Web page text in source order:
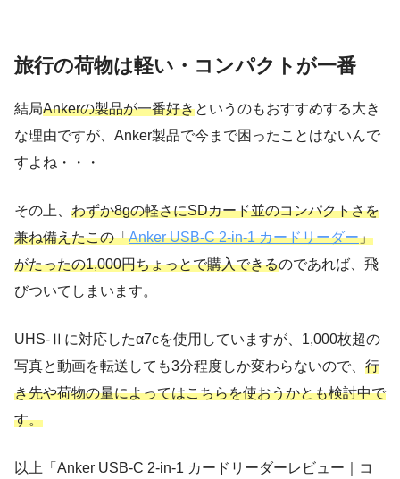
旅行の荷物は軽い・コンパクトが一番
結局Ankerの製品が一番好きというのもおすすめする大き
な理由ですが、Anker製品で今まで困ったことはないんで
すよね・・・
その上、 わずか8gの軽さにSDカード並のコンパクトさを
兼ね備えたこの「Anker USB-C 2-in-1 カードリーダー」
がたったの1,000円ちょっとで購入できるのであれば、飛
びついてしまいます。
UHS-Ⅱに対応したα7cを使用していますが、1,000枚超の
写真と動画を転送しても3分程度しか変わらないので、 行
き先や荷物の量によってはこちらを使おうかとも検討中で
す。
以上「Anker USB-C 2-in-1 カードリーダーレビュー｜コ